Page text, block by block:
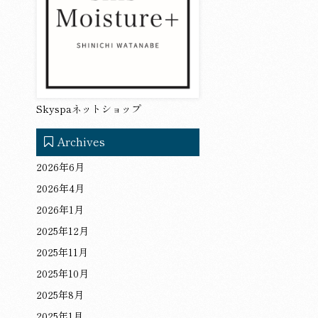
Skyspaネットショップ
Archives
2026年6月
2026年4月
2026年1月
2025年12月
2025年11月
2025年10月
2025年8月